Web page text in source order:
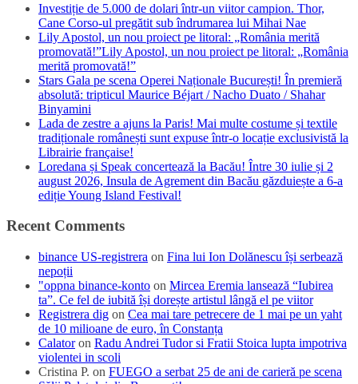
Investiție de 5.000 de dolari într-un viitor campion. Thor,
Cane Corso-ul pregătit sub îndrumarea lui Mihai Nae
Lily Apostol, un nou proiect pe litoral: „România merită
promovată!”Lily Apostol, un nou proiect pe litoral: „România
merită promovată!”
Stars Gala pe scena Operei Naționale București! În premieră
absolută: tripticul Maurice Béjart / Nacho Duato / Shahar
Binyamini
Lada de zestre a ajuns la Paris! Mai multe costume și textile
tradiționale românești sunt expuse într-o locație exclusivistă la
Librairie française!
Loredana și Speak concertează la Bacău! Între 30 iulie și 2
august 2026, Insula de Agrement din Bacău găzduiește a 6-a
ediție Young Island Festival!
Recent Comments
binance US-registrera on Fina lui Ion Dolănescu își serbează
nepoții
"oppna binance-konto on Mircea Eremia lansează “Iubirea
ta”. Ce fel de iubită își dorește artistul lângă el pe viitor
Registrera dig on Cea mai tare petrecere de 1 mai pe un yaht
de 10 milioane de euro, în Constanța
Calatoron Radu Andrei Tudor si Fratii Stoica lupta impotriva
violentei in scoli
Cristina P. on FUEGO a serbat 25 de ani de carieră pe scena